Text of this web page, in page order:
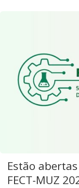
Estão
FECT-MUZ